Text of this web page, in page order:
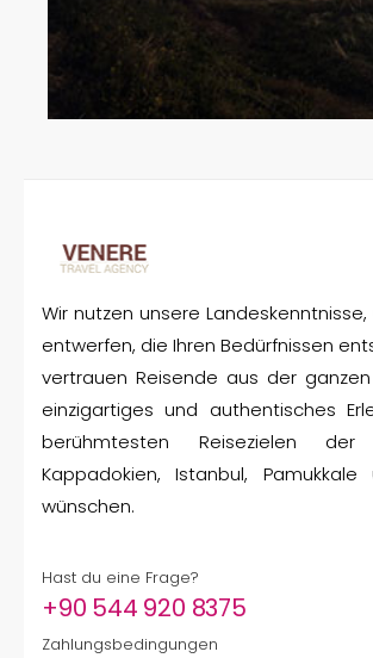
Wir nutzen unsere Landeskenntnisse,
entwerfen, die Ihren Bedürfnissen
vertrauen Reisende aus der
einzigartiges und authentisches
berühmtesten Reisezielen
Kappadokien, Istanbul, Pamukkale
wünschen.
Hast du eine Frage?
+90 544 920 8375
Zahlungsbedingungen